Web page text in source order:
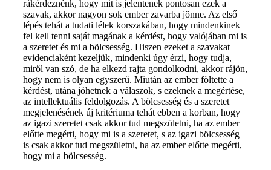
rákérdeznénk, hogy mit is jelentenek pontosan ezek a
szavak, akkor nagyon sok ember zavarba jönne. Az első
lépés tehát a tudati lélek korszakában, hogy mindenkinek
fel kell tenni saját magának a kérdést, hogy valójában mi is
a szeretet és mi a bölcsesség. Hiszen ezeket a szavakat
evidenciaként kezeljük, mindenki úgy érzi, hogy tudja,
miről van szó, de ha elkezd rajta gondolkodni, akkor rájön,
hogy nem is olyan egyszerű. Miután az ember föltette a
kérdést, utána jöhetnek a válaszok, s ezeknek a megértése,
az intellektuális feldolgozás. A bölcsesség és a szeretet
megjelenésének új kritériuma tehát ebben a korban, hogy
az igazi szeretet csak akkor tud megszületni, ha az ember
előtte megérti, hogy mi is a szeretet, s az igazi bölcsesség
is csak akkor tud megszületni, ha az ember előtte megérti,
hogy mi a bölcsesség.